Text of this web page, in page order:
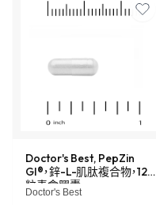
Doctor's Best, PepZin
GI®，鋅-L-肌肽複合物，120
粒素食膠囊
Doctor's Best